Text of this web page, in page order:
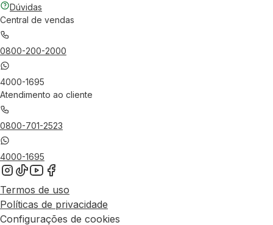
Dúvidas
Central de vendas
0800-200-2000
4000-1695
Atendimento ao cliente
0800-701-2523
4000-1695
Termos de uso
Políticas de privacidade
Configurações de cookies